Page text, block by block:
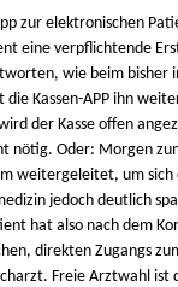
zur elektronischen
eine verpflichtende
wie beim bisher
Kassen-APP ihn
der Kasse offen
nötig. Oder: Morgen
weitergeleitet, um sich
jedoch deutlich
hat also nach dem
direkten Zugangs
Freie Arztwahl ist